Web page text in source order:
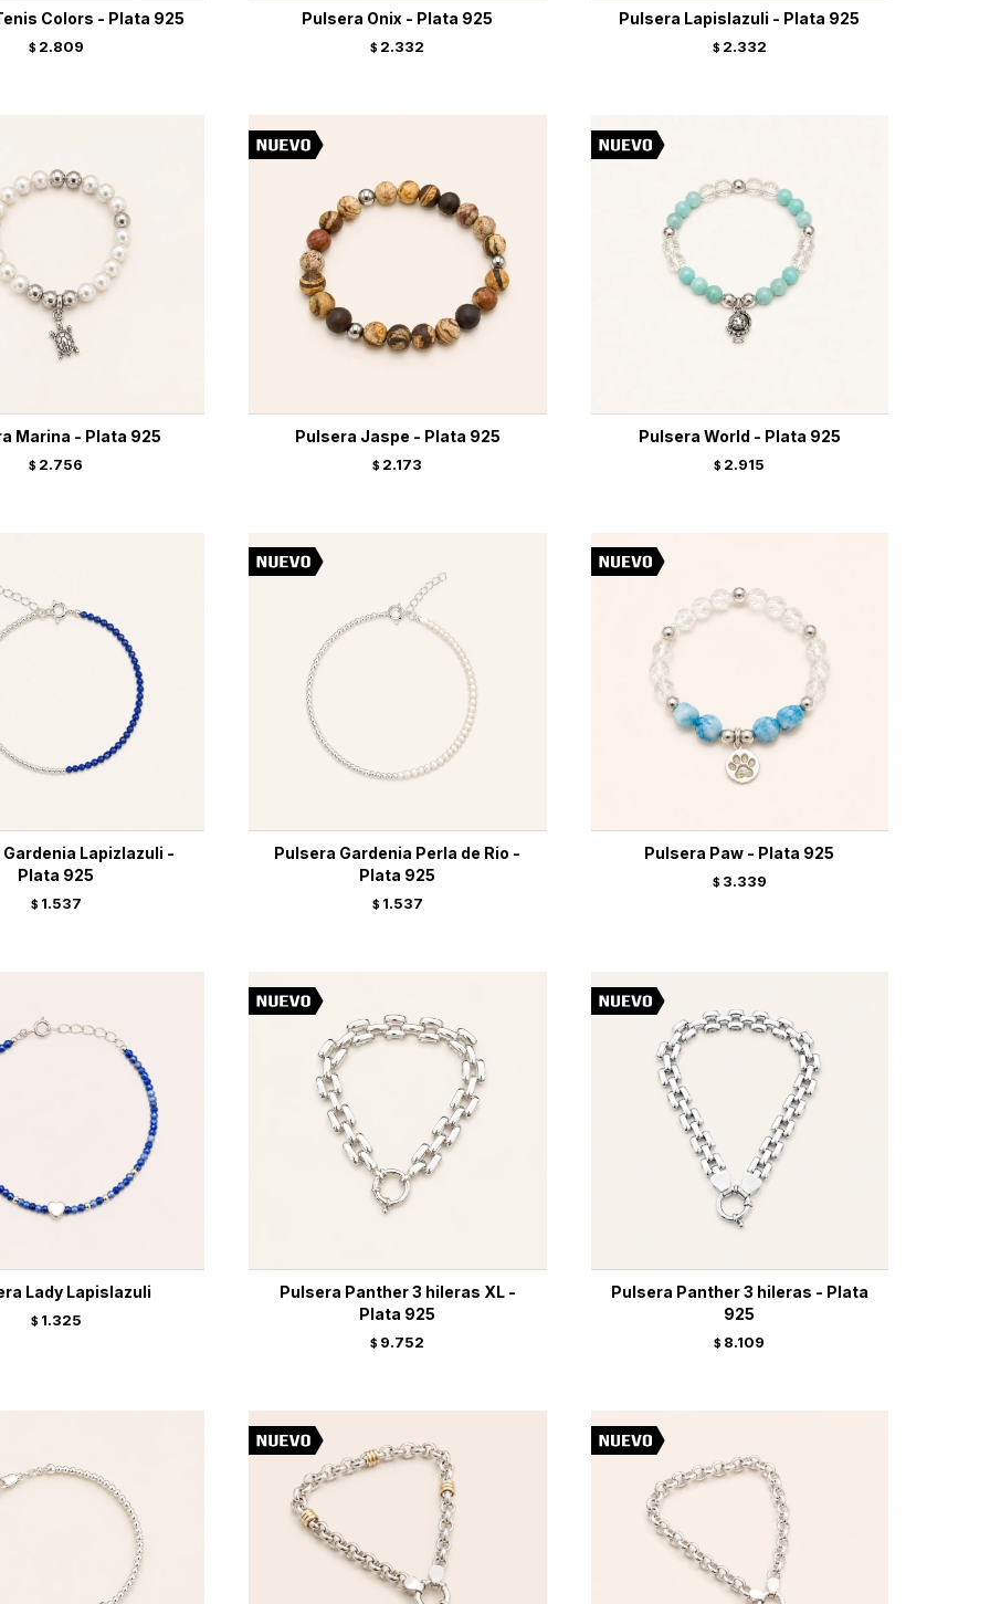
Colors - Plata 925
$ 2.809
Pulsera Onix - Plata 925
$ 2.332
Pulsera Lapislazuli - Plata 925
$ 2.332
Marina - Plata 925
$ 2.756
Pulsera Jaspe - Plata 925
$ 2.173
Pulsera World - Plata 925
$ 2.915
Lapizlazuli -
Plata 925
$ 1.537
Pulsera Gardenia Perla de Rio -
Plata 925
$ 1.537
Pulsera Paw - Plata 925
$ 3.339
Lady Lapislazuli
$ 1.325
Pulsera Panther 3 hileras XL -
Plata 925
$ 9.752
Pulsera Panther 3 hileras - Plata
925
$ 8.109